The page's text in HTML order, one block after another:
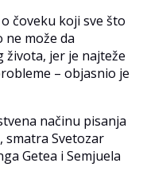
čoveku koji sve što
može da
jer je najteže
– objasnio je
načinu pisanja
smatra Svetozar
Getea i Semjuela